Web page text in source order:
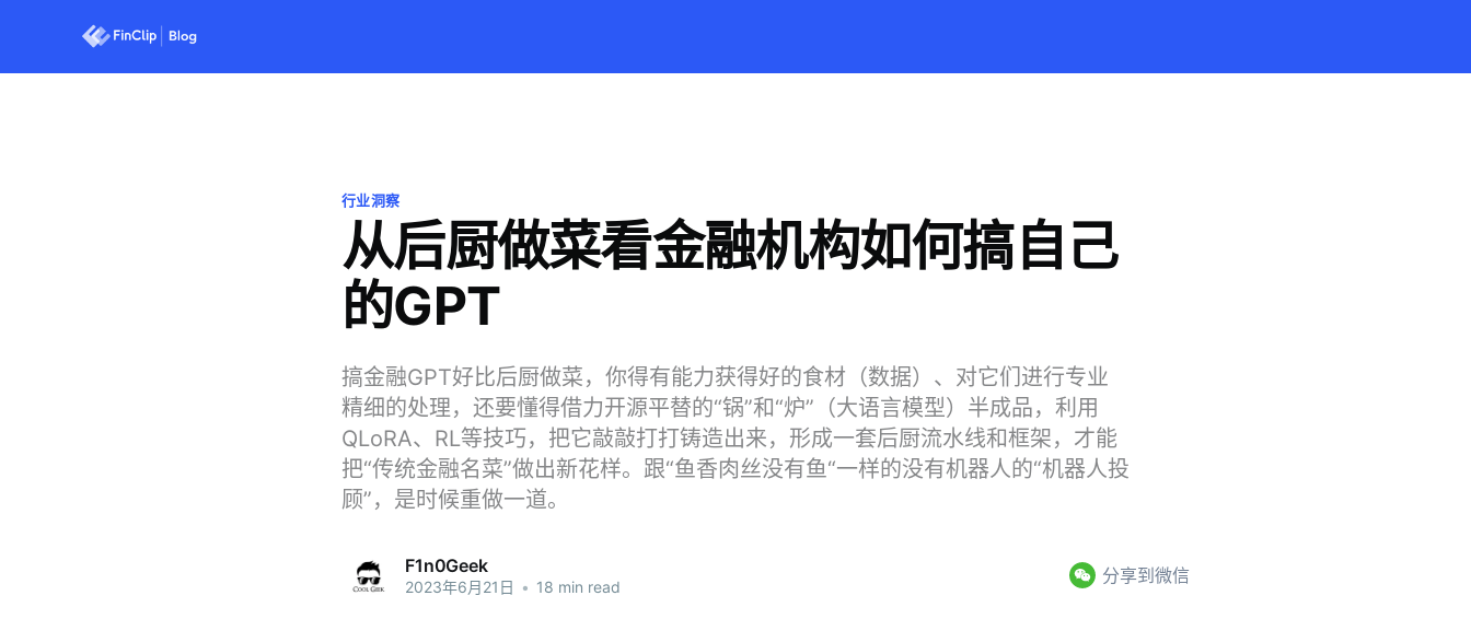
行业洞察
从后厨做菜看金融机构如何搞自己
的GPT
搞金融GPT好比后厨做菜，你得有能力获得好的食材（数据）、对它们进行专业
精细的处理，还要懂得借力开源平替的“锅”和“炉”（大语言模型）半成品，利用
QLoRA、RL等技巧，把它敲敲打打铸造出来，形成一套后厨流水线和框架，才能
把“传统金融名菜”做出新花样。跟“鱼香肉丝没有鱼“一样的没有机器人的“机器人投
顾”，是时候重做一道。
F1n0Geek
2023年6月21日 • 18 min read
分享到微信